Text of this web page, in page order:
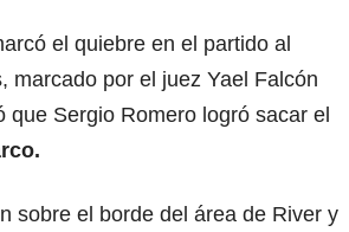
el quiebre en el partido al
marcado por el juez Yael Falcón
Sergio Romero logró sacar el
sobre el borde del área de River y